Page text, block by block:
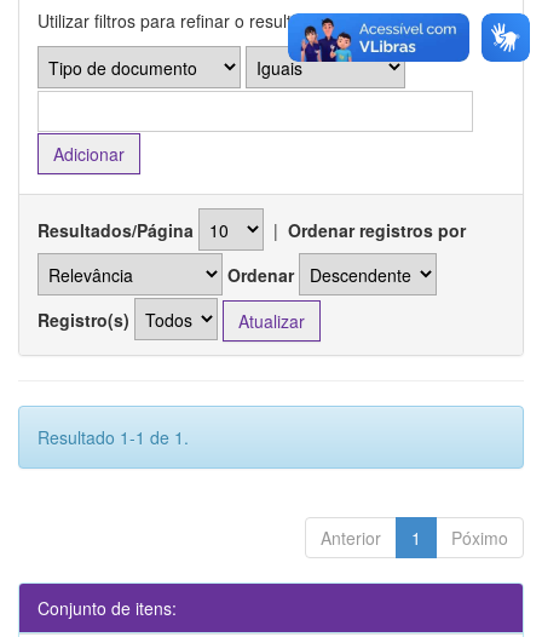
Utilizar filtros para refinar o resultado de busca.
Resultados/Página | Ordenar registros por
Ordenar
Registro(s)
Resultado 1-1 de 1.
Anterior 1 Póximo
Conjunto de itens: